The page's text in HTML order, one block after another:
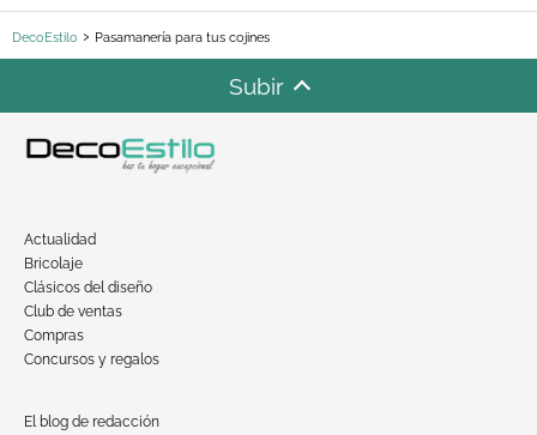
DecoEstilo Pasamanería para tus cojines
Subir
Actualidad
Bricolaje
Clásicos del diseño
Club de ventas
Compras
Concursos y regalos
El blog de redacción